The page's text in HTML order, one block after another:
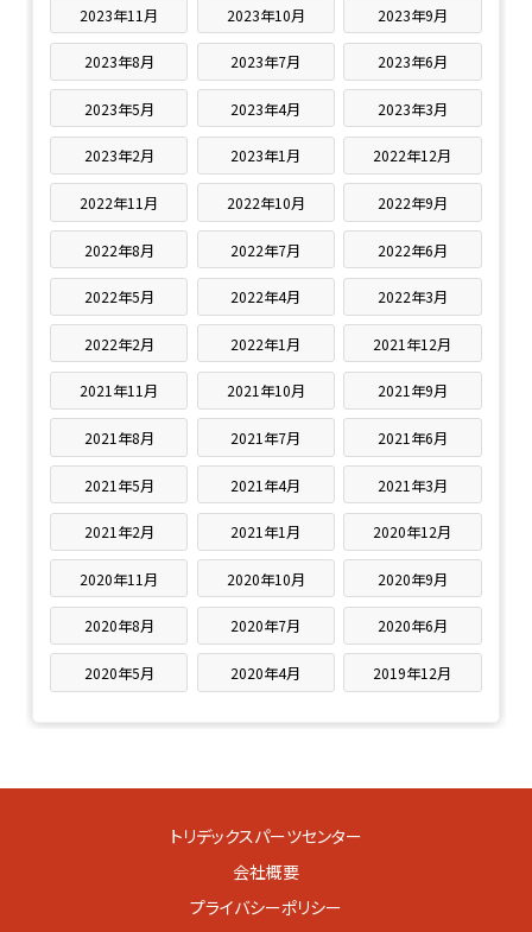
2023年11月 2023年10月 2023年9月
2023年8月 2023年7月 2023年6月
2023年5月 2023年4月 2023年3月
2023年2月 2023年1月 2022年12月
2022年11月 2022年10月 2022年9月
2022年8月 2022年7月 2022年6月
2022年5月 2022年4月 2022年3月
2022年2月 2022年1月 2021年12月
2021年11月 2021年10月 2021年9月
2021年8月 2021年7月 2021年6月
2021年5月 2021年4月 2021年3月
2021年2月 2021年1月 2020年12月
2020年11月 2020年10月 2020年9月
2020年8月 2020年7月 2020年6月
2020年5月 2020年4月 2019年12月
トリデックスパーツセンター
会社概要
プライバシーポリシー